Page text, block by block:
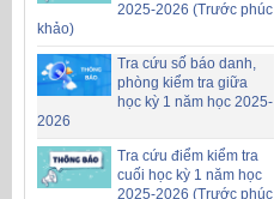
2025-2026 (Trước phúc
khảo)
Tra cứu số báo danh,
phòng kiểm tra giữa
học kỳ 1 năm học 2025-
2026
Tra cứu điểm kiểm tra
cuối học kỳ 1 năm học
2025-2026 (Trước phúc